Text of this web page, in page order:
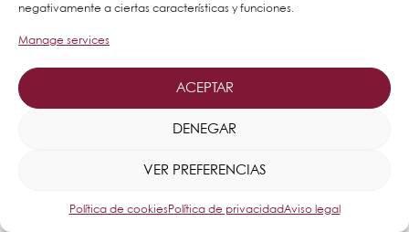
negativamente a ciertas características y funciones.
Manage services
ACEPTAR
DENEGAR
VER PREFERENCIAS
Política de cookiesPolítica de privacidadAviso legal